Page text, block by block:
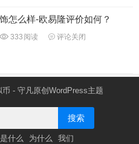
怎么样-欧易隆评价如何？
333 阅读 评论关闭
币 - 守凡原创 WordPress主题
搜索
是什么 为什么 我们